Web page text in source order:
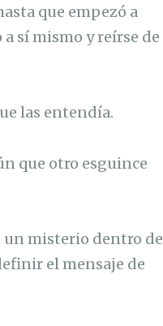
que empezó a
sí mismo y reírse de
las entendía.
que otro esguince
un misterio dentro de
el mensaje de